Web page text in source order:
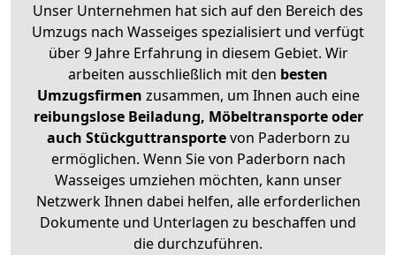
Unser Unternehmen hat sich auf den Bereich des
Umzugs nach Wasseiges spezialisiert und verfügt
über 9 Jahre Erfahrung in diesem Gebiet. Wir
arbeiten ausschließlich mit den besten
Umzugsfirmen zusammen, um Ihnen auch eine
reibungslose Beiladung, Möbeltransporte oder
auch Stückguttransportevon Paderborn zu
ermöglichen. Wenn Sie von Paderborn nach
Wasseiges umziehen möchten, kann unser
Netzwerk Ihnen dabei helfen, alle erforderlichen
Dokumente und Unterlagen zu beschaffen und
die durchzuführen.